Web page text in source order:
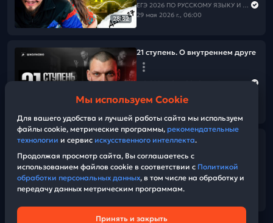
28:32
ЕГЭ 2026 ПО РУССКОМУ ЯЗЫКУ И МАТЕМАТИКЕ
29 мая 2026 г., 06:00
21 ступень. О внутреннем друге
Решение всех заданий №22 из
ЕГЭ 2026 ПО РУССКОМУ ЯЗЫКУ И МАТЕМАТИКЕ
28 мая 2026 г., 12:00
Мы используем Cookie
Для вашего удобства и лучшей работы сайта мы используем
файлы cookie, метрические программы, рекомендательные
технологии и сервис искусственного интеллекта.
Продолжая просмотр сайта, Вы соглашаетесь с
использованием файлов cookie в соответствии с Политикой
обработки персональных данных, в том числе на обработку и
передачу данных метрическим программам.
Принять и закрыть